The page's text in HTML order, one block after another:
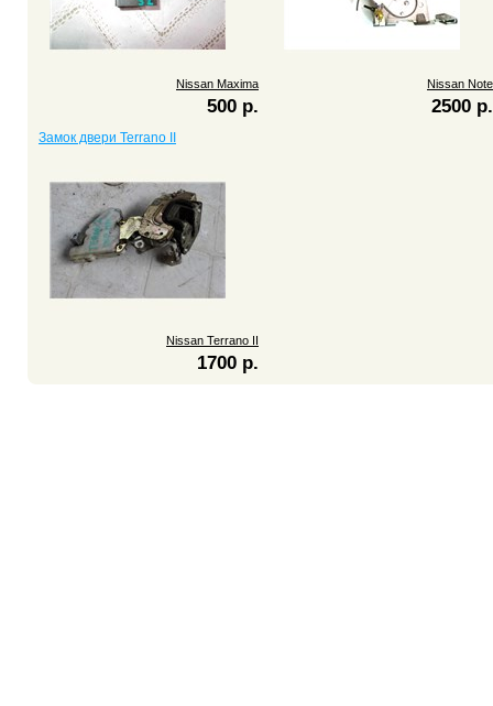
Nissan Maxima
500 р.
Nissan Note
2500 р.
Замок двери Terrano II
Nissan Terrano II
1700 р.